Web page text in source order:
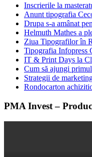
Inscrierile la
Anunt tipografia
Drupa s-a amânat
Helmuth Mathes a
Ziua Tipografilor în
Tipografia Infopress
IT & Print Days la
Cum să ajungi
Strategii de
Rondocarton
PMA Invest –